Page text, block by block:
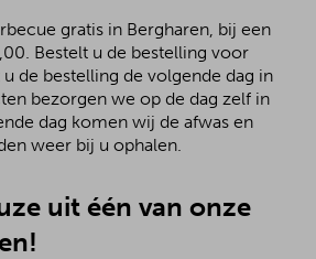
gratis in Bergharen, bij een
Bestelt u de bestelling voor
de bestelling de volgende dag in
bezorgen we op de dag zelf in
dag komen wij de afwas en
weer bij u ophalen.
uit één van onze